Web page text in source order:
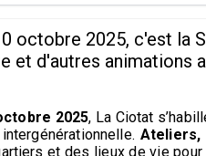
octobre 2025, c'est la
et d'autres animations
2025, La Ciotat
Ateliers,
et des lieux de vie pour